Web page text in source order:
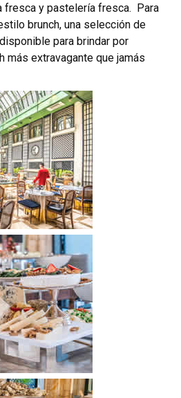
fresca y pastelería fresca. Para
brunch, una selección de
para brindar por
más extravagante que jamás